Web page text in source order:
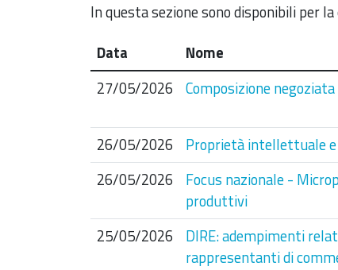
In questa sezione sono disponibili per
Data
Nome
27/05/2026
Composizione
26/05/2026
Proprietà intellettuale
26/05/2026
Focus nazionale -
produttivi
25/05/2026
DIRE: adempimenti
rappresentanti di